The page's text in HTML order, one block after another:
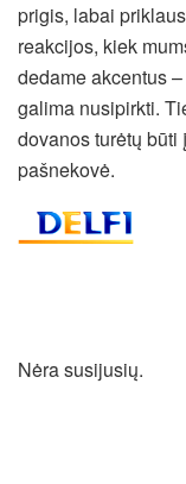
prigis, labai
reakcijos, kiek
dedame akcentus
galima nusipirkti.
dovanos turėtų būti
pašnekovė.
Nėra susijusių.